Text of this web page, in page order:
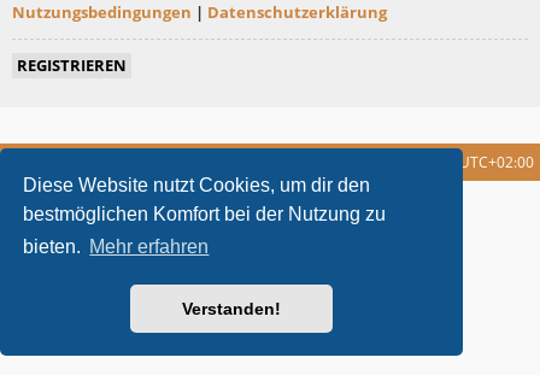
Diese Website nutzt Cookies, um dir den
bestmöglichen Komfort bei der Nutzung zu
bieten. Mehr erfahren
Verstanden!
Nutzungsbedingungen | Datenschutzerklärung
REGISTRIEREN
UTC+02:00
metrolike style by Eric Seguin Updated for phpBB3.2 by
Powered byphpBB ® Forum Software © phpBB Limited
Deutsche Übersetzung durch